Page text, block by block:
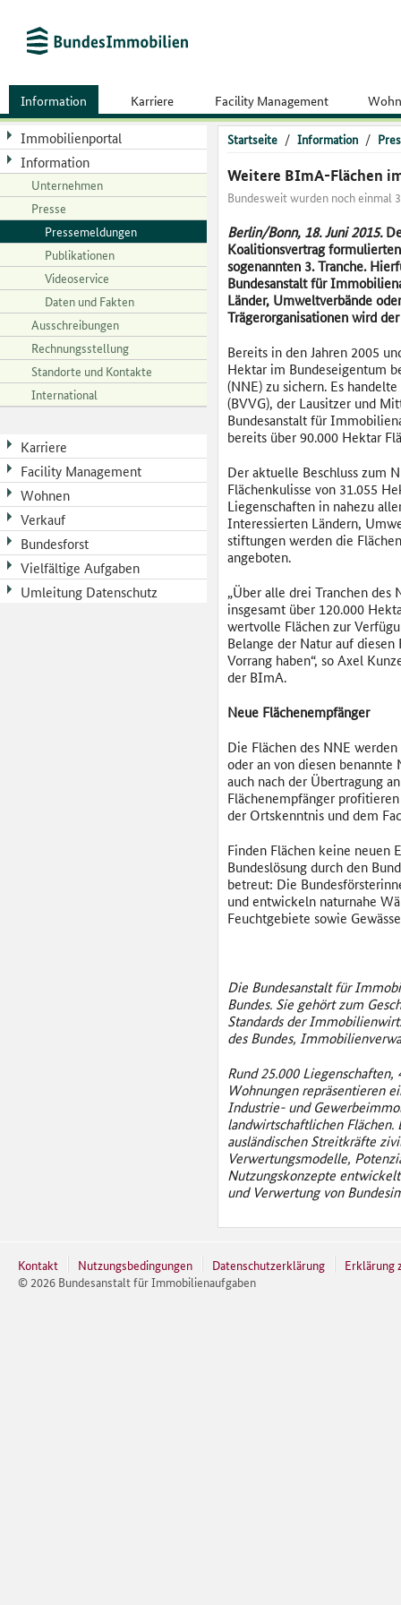
Information Karriere Facility Management
Immobilienportal
Information
Unternehmen
Presse
Pressemeldungen
Publikationen
Videoservice
Daten und Fakten
Ausschreibungen
Rechnungsstellung
Standorte und Kontakte
International
Karriere
Facility Management
Wohnen
Verkauf
Bundesforst
Vielfältige Aufgaben
Umleitung Datenschutz
Startseite / Information /
Weitere BImA-Flächen
Bundesweit wurden noch einmal
Berlin/Bonn, 18. Juni 2015.
Koalitionsvertrag
sogenannten 3. Tranche.
Bundesanstalt für
Länder, Umweltverbände
Trägerorganisationen wird
Bereits in den Jahren 2005
Hektar im Bundeseigentum
(NNE) zu sichern. Es
(BVVG), der Lausitzer und
Bundesanstalt für
bereits über 90.000 Hektar
Der aktuelle Beschluss zum
Flächenkulisse von 31.055
Liegenschaften in nahezu
Interessierten Ländern,
stiftungen werden die
angeboten.
„Über alle drei Tranchen
insgesamt über 120.000
wertvolle Flächen zur
Belange der Natur auf diesen
Vorrang haben“, so Axel
der BImA.
Neue Flächenempfänger
Die Flächen des NNE
oder an von diesen
auch nach der Übertragung
Flächenempfänger
der Ortskenntnis und dem
Finden Flächen keine neuen
Bundeslösung durch den
betreut: Die
und entwickeln naturnahe
Feuchtgebiete sowie
Die Bundesanstalt für
Bundes. Sie gehört zum
Standards der
des Bundes,
Rund 25.000
Wohnungen repräsentieren
Industrie- und
landwirtschaftlichen
ausländischen Streitkräfte
Verwertungsmodelle,
Nutzungskonzepte
und Verwertung von
Kontakt Nutzungsbedingungen Datenschutzerklärung
Erklärung
© 2026 Bundesanstalt für Immobilienaufgaben